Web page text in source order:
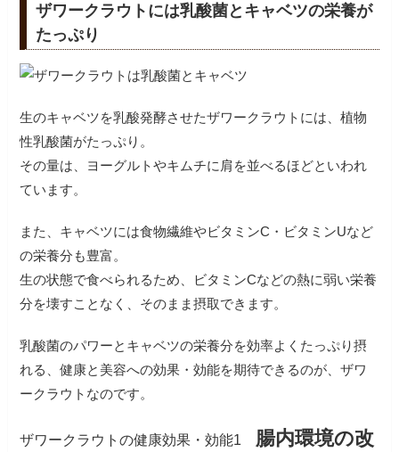
ザワークラウトには乳酸菌とキャベツの栄養が
たっぷり
生のキャベツを乳酸発酵させたザワークラウトには、植物
性乳酸菌がたっぷり。
その量は、ヨーグルトやキムチに肩を並べるほどといわれ
ています。
また、キャベツには食物繊維やビタミンC・ビタミンUなど
の栄養分も豊富。
生の状態で食べられるため、ビタミンCなどの熱に弱い栄養
分を壊すことなく、そのまま摂取できます。
乳酸菌のパワーとキャベツの栄養分を効率よくたっぷり摂
れる、健康と美容への効果・効能を期待できるのが、ザワ
ークラウトなのです。
ザワークラウトの健康効果・効能1 腸内環境の改